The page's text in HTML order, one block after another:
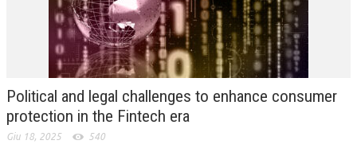
PERSONA E CITTÀ
L’UMANISTA
DIRITTO PENALE D’IMPRESA
DIRITTO DEL LAVORO
Political and legal challenges to enhance consumer
protection in the Fintech era
Giu 18, 2025 540